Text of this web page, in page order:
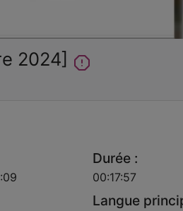
2024]
Durée :
00:17:57
Langue